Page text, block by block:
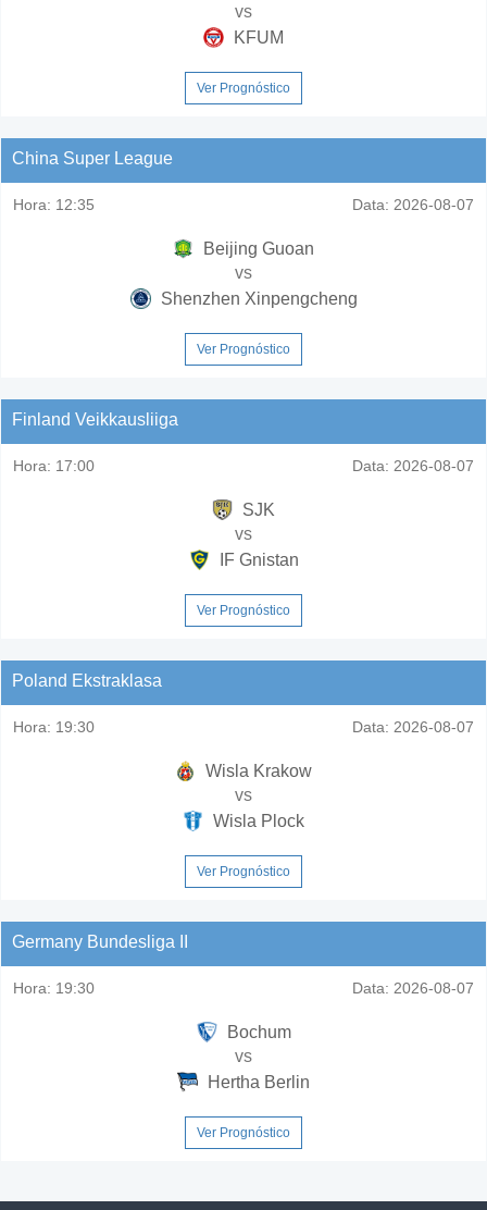
vs
KFUM
Ver Prognóstico
China Super League
Hora: 12:35 Data: 2026-08-07
Beijing Guoan
vs
Shenzhen Xinpengcheng
Ver Prognóstico
Finland Veikkausliiga
Hora: 17:00 Data: 2026-08-07
SJK
vs
IF Gnistan
Ver Prognóstico
Poland Ekstraklasa
Hora: 19:30 Data: 2026-08-07
Wisla Krakow
vs
Wisla Plock
Ver Prognóstico
Germany Bundesliga II
Hora: 19:30 Data: 2026-08-07
Bochum
vs
Hertha Berlin
Ver Prognóstico